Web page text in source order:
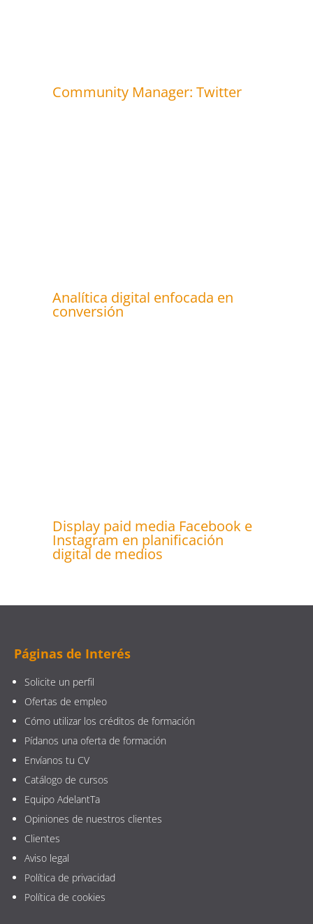
Community Manager: Twitter
Analítica digital enfocada en
conversión
Display paid media Facebook e
Instagram en planificación
digital de medios
Páginas de Interés
Solicite un perfil
Ofertas de empleo
Cómo utilizar los créditos de formación
Pídanos una oferta de formación
Envíanos tu CV
Catálogo de cursos
Equipo AdelantTa
Opiniones de nuestros clientes
Clientes
Aviso legal
Política de privacidad
Política de cookies